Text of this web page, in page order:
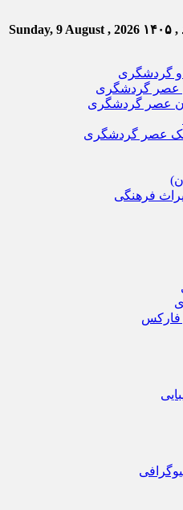
Sunday, 9 August , 2026
و گردشگری
عصر گردشگری
عصر گردشگری
عصر گردشگری
فرهنگی
فارکس